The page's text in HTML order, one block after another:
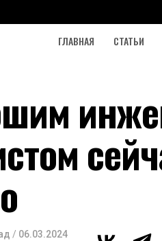
ГЛАВНАЯ СТАТЬИ
/ 06.03.2024